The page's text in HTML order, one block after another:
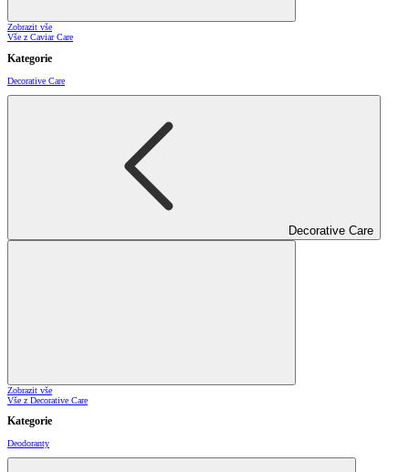
Zobrazit vše
Vše z Caviar Care
Kategorie
Decorative Care
Decorative Care
Zobrazit vše
Vše z Decorative Care
Kategorie
Deodoranty